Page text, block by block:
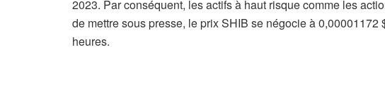
2023. Par conséquent, les actifs à haut risque comme les
de mettre sous presse, le prix SHIB se négocie à
heures.